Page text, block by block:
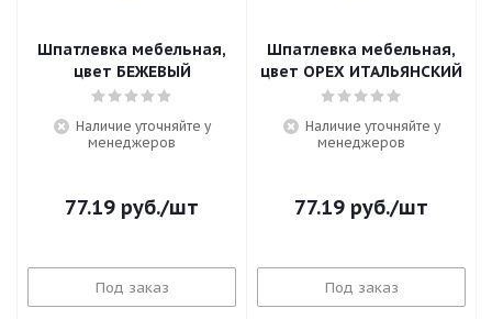
Шпатлевка мебельная,
цвет БЕЖЕВЫЙ
Наличие уточняйте у
менеджеров
77.19 руб./шт
Под заказ
Шпатлевка мебельная,
цвет ОРЕХ ИТАЛЬЯНСКИЙ
Наличие уточняйте у
менеджеров
77.19 руб./шт
Под заказ